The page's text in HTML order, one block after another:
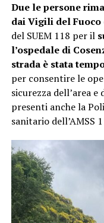
Due le persone
dai Vigili del Fuoco
del SUEM 118 per il
l’ospedale di
strada è stata
per consentire le
sicurezza dell’area
presenti anche la
sanitario dell’AMSS